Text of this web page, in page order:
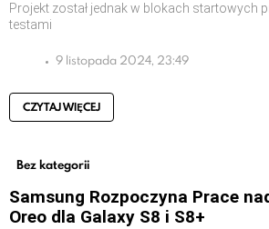
Projekt został jednak w blokach startowych
testami
9 listopada 2024, 23:49
CZYTAJ WIĘCEJ
Bez kategorii
Samsung Rozpoczyna Prace
Oreo dla Galaxy S8 i S8+